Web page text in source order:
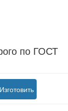
по ГОСТ
Изготовить